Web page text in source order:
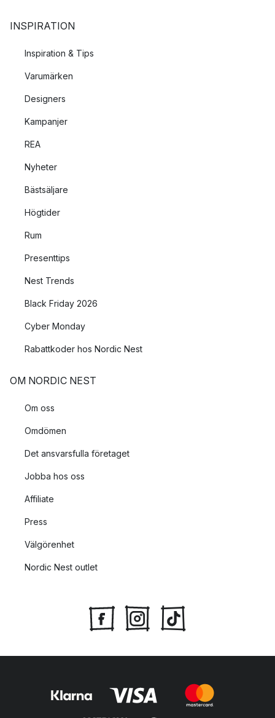
INSPIRATION
Inspiration & Tips
Varumärken
Designers
Kampanjer
REA
Nyheter
Bästsäljare
Högtider
Rum
Presenttips
Nest Trends
Black Friday 2026
Cyber Monday
Rabattkoder hos Nordic Nest
OM NORDIC NEST
Om oss
Omdömen
Det ansvarsfulla företaget
Jobba hos oss
Affiliate
Press
Välgörenhet
Nordic Nest outlet